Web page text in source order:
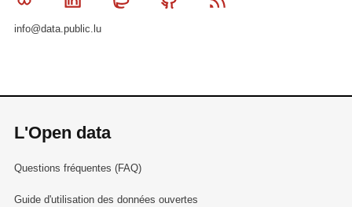
info@data.public.lu
L'Open data
Questions fréquentes (FAQ)
Guide d'utilisation des données ouvertes